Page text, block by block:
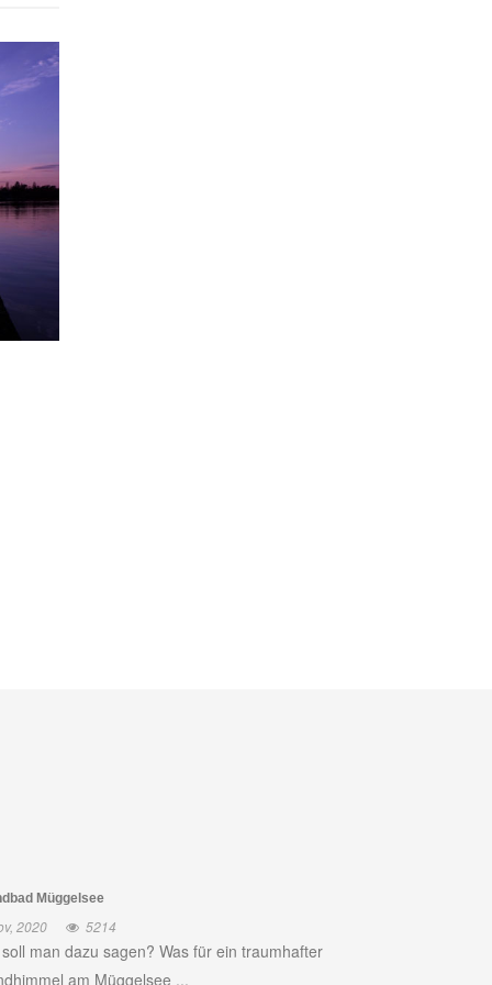
Müggelsee
2020 5214
man dazu sagen? Was für ein traumhafter
am Müggelsee ...